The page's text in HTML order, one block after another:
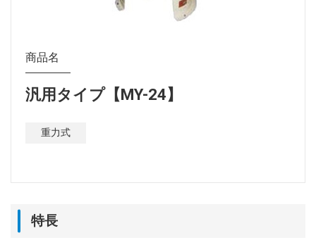
商品名
汎用タイプ【MY-24】
重力式
特長